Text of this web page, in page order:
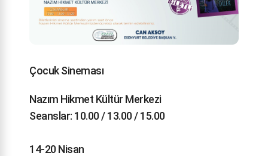
Çocuk Sineması
Nazım Hikmet Kültür Merkezi
Seanslar: 10.00 / 13.00 / 15.00
14-20 Nisan